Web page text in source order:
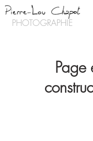
PHOTOGRAPHIE
Page